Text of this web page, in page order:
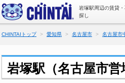
岩塚駅周辺の賃貸
探し
CHINTAIトップ 愛知県 名古屋市 名古屋市
岩塚駅（名古屋市